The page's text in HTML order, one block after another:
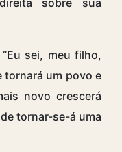
sobre sua
sei, meu filho,
tornará um povo e
novo crescerá
tornar-se-á uma